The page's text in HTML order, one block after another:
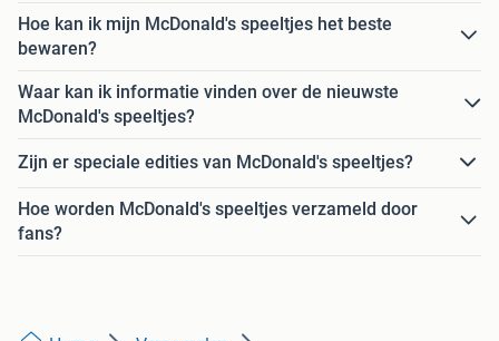
Hoe kan ik mijn McDonald's speeltjes het beste
bewaren?
Waar kan ik informatie vinden over de nieuwste
McDonald's speeltjes?
Zijn er speciale edities van McDonald's speeltjes?
Hoe worden McDonald's speeltjes verzameld door
fans?